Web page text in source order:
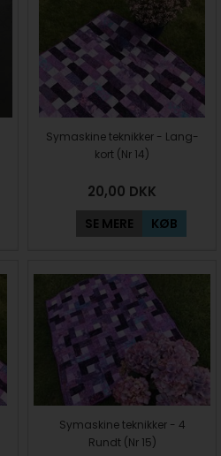
Symaskine teknikker - Lang-
kort (Nr 14)
20,00 DKK
SE MERE KØB
Symaskine teknikker - 4
Rundt (Nr 15)